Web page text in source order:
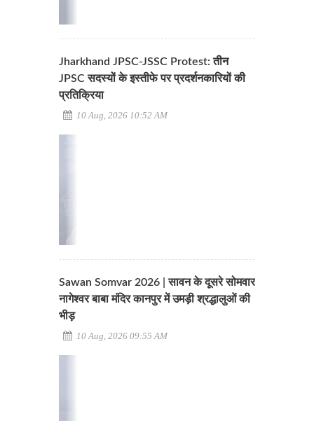
Jharkhand JPSC-JSSC Protest: तीन
JPSC सदस्यों के इस्तीफे पर प्रदर्शनकारियों की
प्रतिक्रिया
10 Aug, 2026 10:52 AM
Sawan Somvar 2026 | सावन के दूसरे सोमवार
नागेश्वर बाबा मंदिर कानपुर में उमड़ी श्रद्धालुओं की
भीड़
10 Aug, 2026 09:55 AM